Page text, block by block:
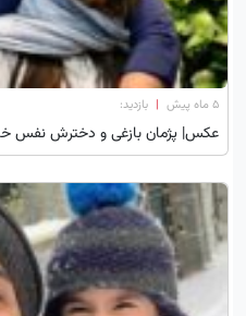
۵ ماه پیش | بازدید:
عکس| پژمان بازغی و دخترش نفس